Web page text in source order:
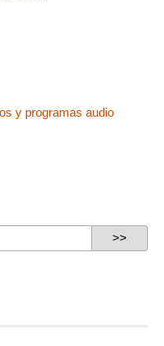
y programas audio